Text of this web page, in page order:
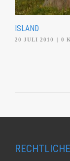
ISLAND
20 JULI 2010 | 0